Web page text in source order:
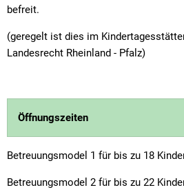
befreit.
(geregelt ist dies im
Landesrecht Rheinland - Pfalz)
Öffnungszeiten
Betreuungsmodel 1 für bis zu 18
Betreuungsmodel 2 für bis zu 22